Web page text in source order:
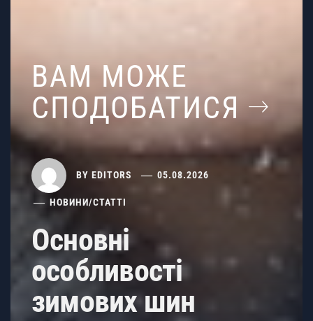
ВАМ МОЖЕ
СПОДОБАТИСЯ
BY EDITORS 05.08.2026
НОВИНИ/СТАТТІ
Основні
особливості
зимових шин